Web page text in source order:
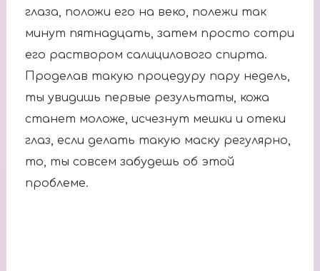
глаза, положи его на веко, полежи так
минут пятнадцать, затем просто сотри
его раствором салицилового спирта.
Проделав такую процедуру пару недель,
ты увидишь первые результаты, кожа
станет моложе, исчезнут мешки и отеки
глаз, если делать такую маску регулярно,
то, ты совсем забудешь об этой
проблеме.